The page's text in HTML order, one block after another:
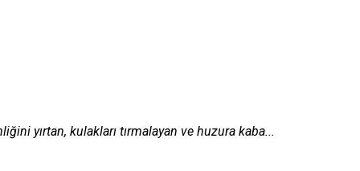
yırtan, kulakları tırmalayan ve huzura kaba...